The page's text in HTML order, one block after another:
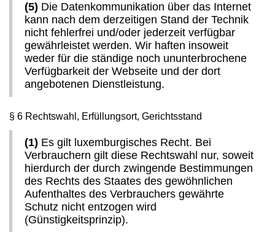
(5) Die Datenkommunikation über das Internet
kann nach dem derzeitigen Stand der Technik
nicht fehlerfrei und/oder jederzeit verfügbar
gewährleistet werden. Wir haften insoweit
weder für die ständige noch ununterbrochene
Verfügbarkeit der Webseite und der dort
angebotenen Dienstleistung.
§ 6 Rechtswahl, Erfüllungsort, Gerichtsstand
(1) Es gilt luxemburgisches Recht. Bei
Verbrauchern gilt diese Rechtswahl nur, soweit
hierdurch der durch zwingende Bestimmungen
des Rechts des Staates des gewöhnlichen
Aufenthaltes des Verbrauchers gewährte
Schutz nicht entzogen wird
(Günstigkeitsprinzip).